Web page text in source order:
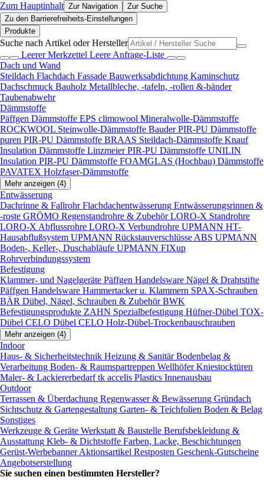
Zum Hauptinhalt Zur Navigation
Zur Suche
Zu den Barrierefreiheits-Einstellungen
Produkte
Suche nach Artikel oder Hersteller
Leerer Merkzettel Leere Anfrage-Liste
Dach und Wand
Steildach Flachdach Fassade Bauwerksabdichtung Kaminschutz
Dachschmuck Bauholz Metallbleche, -tafeln, -rollen &-bänder
Taubenabwehr
Dämmstoffe
Päffgen Dämmstoffe EPS climowool Mineralwolle-Dämmstoffe
ROCKWOOL Steinwolle-Dämmstoffe Bauder PIR-PU Dämmstoffe
puren PIR-PU Dämmstoffe BRAAS Steildach-Dämmstoffe Knauf
Insulation Dämmstoffe Linzmeier PIR-PU Dämmstoffe UNILIN
Insulation PIR-PU Dämmstoffe FOAMGLAS (Hochbau) Dämmstoffe
PAVATEX Holzfaser-Dämmstoffe
Mehr anzeigen (4)
Entwässerung
Dachrinne & FallrohrFlachdachentwässerung Entwässerungsrinnen &
-roste GRÖMO Regenstandrohre & ZubehörLORO-X Standrohre
LORO-X Abflussrohre LORO-X Verbundrohre UPMANN HT-
Hausabflußsystem UPMANN Rückstauverschlüsse ABS UPMANN
Boden-, Keller-, Duschabläufe UPMANN FIXup
Rohrverbindungssystem
Befestigung
Klammer- und Nagelgeräte Päffgen Handelsware Nägel & Drahtstifte
Päffgen Handelsware Hammertacker u. Klammern SPAX-Schrauben
BÄR Dübel, Nägel, Schrauben & ZubehörBWK
Befestigungsprodukte ZAHN Spezialbefestigung Hüfner-Dübel TOX-
Dübel CELO Dübel CELO Holz-Dübel-Trockenbauschrauben
Mehr anzeigen (4)
Indoor
Haus- & Sicherheitstechnik Heizung & SanitärBodenbelag &
Verarbeitung Boden- & Raumspartreppen Wellhöfer Kniestocktüren
Maler- & Lackiererbedarftk accelis Plastics Innenausbau
Outdoor
Terrassen & Überdachung Regenwasser & Bewässerung Gründach
Sichtschutz & Gartengestaltung Garten- & Teichfolien Boden & Belag
Sonstiges
Werkzeuge & Geräte Werkstatt & Baustelle Berufsbekleidung &
Ausstattung Kleb- & Dichtstoffe Farben, Lacke, Beschichtungen
Gerüst-WerbebannerAktionsartikel Restposten Geschenk-Gutscheine
Angebotserstellung
Sie suchen einen bestimmten Hersteller?